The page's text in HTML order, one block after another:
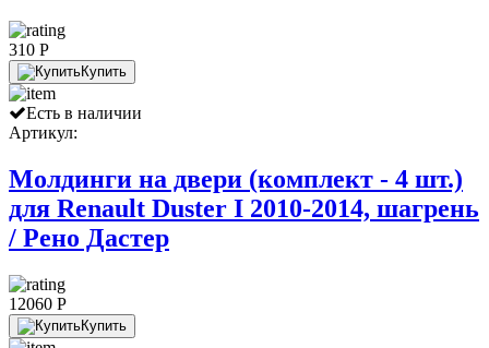
310 P
Купить
Есть в наличии
Артикул:
Молдинги на двери (комплект - 4 шт.)
для Renault Duster I 2010-2014, шагрень
/ Рено Дастер
12060 P
Купить